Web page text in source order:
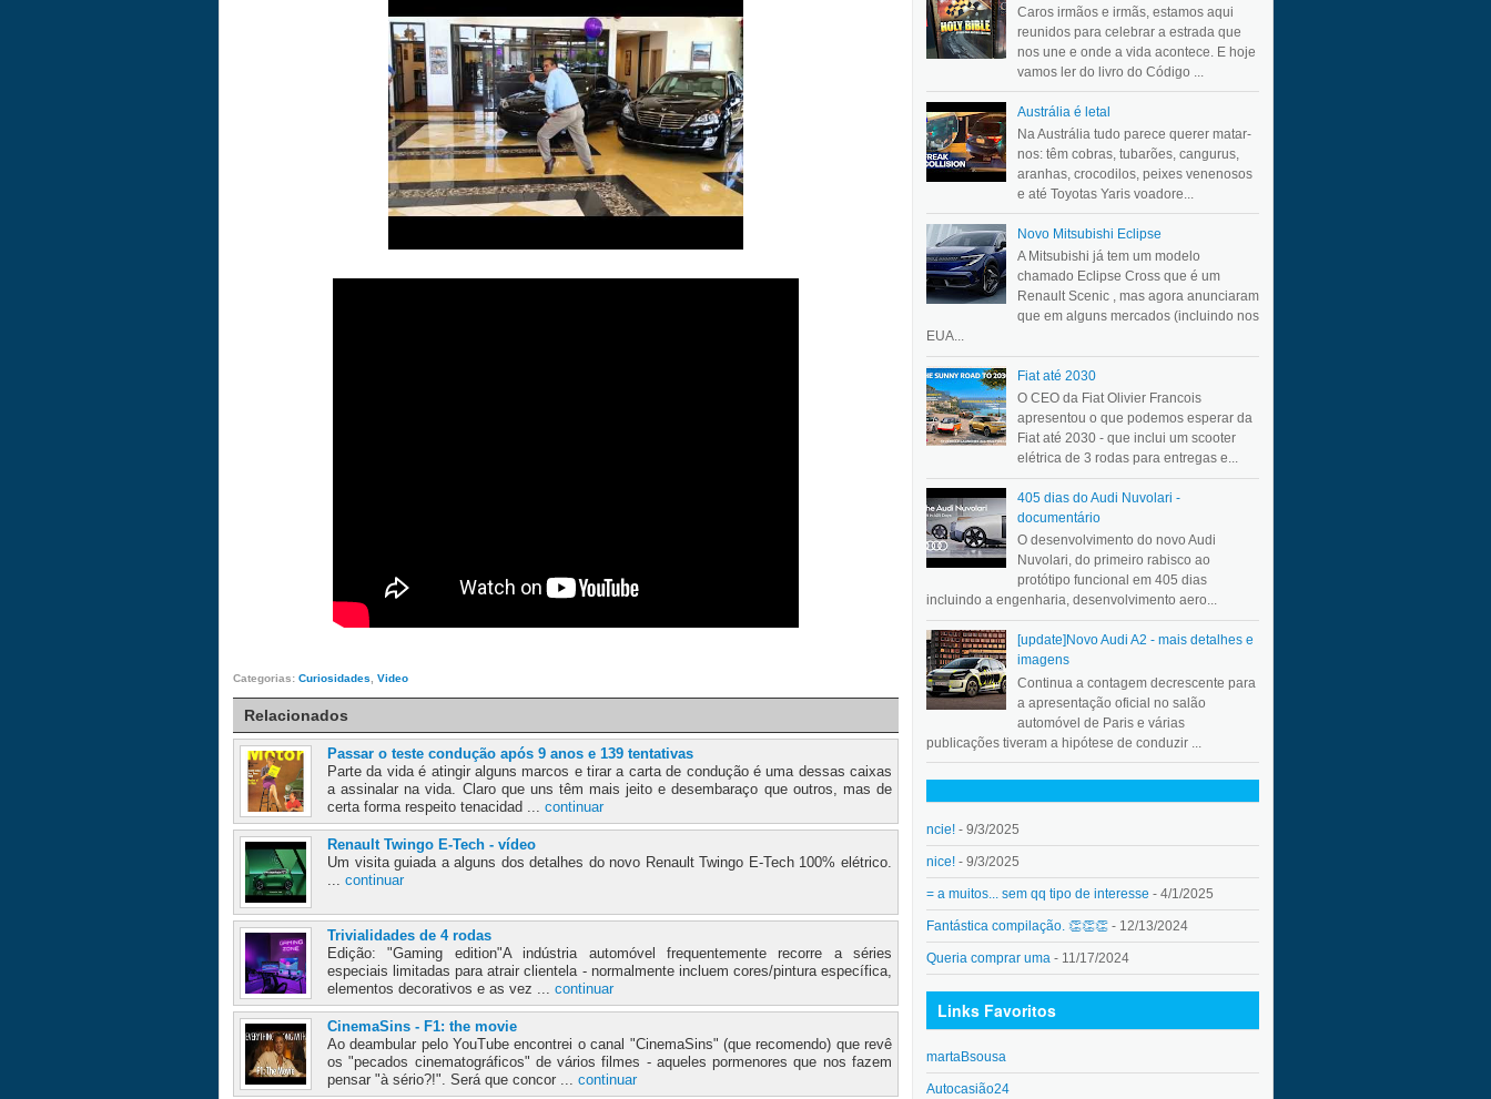
Categorias: Curiosidades Video
Relacionados
Passar o teste condução após 9 anos e 139 tentativas
Parte da vida é atingir alguns marcos e tirar a carta de condução é uma dessas caixas
a assinalar na vida. Claro que uns têm mais jeito e desembaraço que outros, mas de
certa forma respeito tenacidad ... continuar
Renault Twingo E-Tech - vídeo
Um visita guiada a alguns dos detalhes do novo Renault Twingo E-Tech 100% elétrico.
... continuar
Trivialidades de 4 rodas
Edição: "Gaming edition"A indústria automóvel frequentemente recorre a séries
especiais limitadas para atrair clientela - normalmente incluem cores/pintura específica,
elementos decorativos e as vez ... continuar
CinemaSins - F1: the movie
Ao deambular pelo YouTube encontrei o canal "CinemaSins" (que recomendo) que revê
os "pecados cinematográficos" de vários filmes - aqueles pormenores que nos fazem
pensar "à sério?!". Será que concor ... continuar
Caros irmãos e irmãs, estamos aqui
reunidos para celebrar a estrada que
nos une e onde a vida acontece. E hoje
vamos ler do livro do Código ...
Austrália é letal
Na Austrália tudo parece querer matar-
nos: têm cobras, tubarões, cangurus,
aranhas, crocodilos, peixes venenosos
e até Toyotas Yaris voadore...
Novo Mitsubishi Eclipse
A Mitsubishi já tem um modelo
chamado Eclipse Cross que é um
Renault Scenic , mas agora anunciaram
que em alguns mercados (incluindo nos
EUA...
Fiat até 2030
O CEO da Fiat Olivier Francois
apresentou o que podemos esperar da
Fiat até 2030 - que inclui um scooter
elétrica de 3 rodas para entregas e...
405 dias do Audi Nuvolari -
documentário
O desenvolvimento do novo Audi
Nuvolari, do primeiro rabisco ao
protótipo funcional em 405 dias
incluindo a engenharia, desenvolvimento aero...
[update]Novo Audi A2 - mais detalhes e
imagens
Continua a contagem decrescente para
a apresentação oficial no salão
automóvel de Paris e várias
publicações tiveram a hipótese de conduzir ...
ncie! - 9/3/2025
nice! - 9/3/2025
= a muitos... sem qq tipo de interesse - 4/1/2025
Fantástica compilação. 👏👏👏 - 12/13/2024
Queria comprar uma - 11/17/2024
Links Favoritos
martaBsousa
Autocasião24